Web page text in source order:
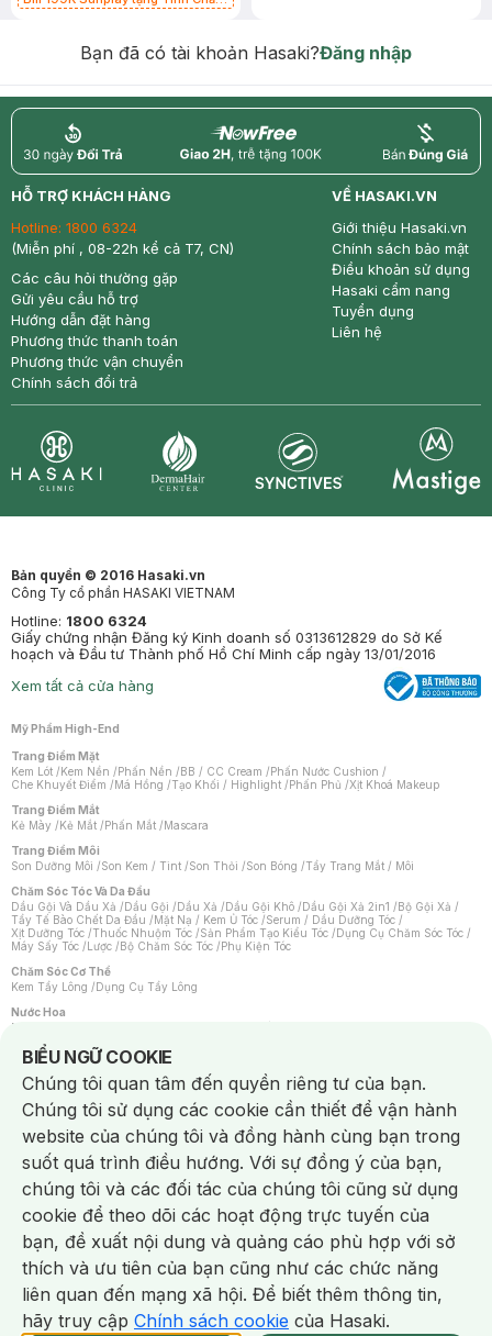
NowFree 2H Giao Nhanh Miễn Phí 2H Xem chi tiết
Bạn đã có tài khoản Hasaki?Đăng nhập
return nowfree price
HỖ TRỢ KHÁCH HÀNG
Hotline: 1800 6324
(Miễn phí , 08-22h kể cả T7, CN)
Các câu hỏi thường gặp
Gửi yêu cầu hỗ trợ
Hướng dẫn đặt hàng
Phương thức thanh toán
Phương thức vận chuyển
Chính sách đổi trả
VỀ HASAKI.VN
Giới thiệu Hasaki.vn
Chính sách bảo mật
Điều khoản sử dụng
Hasaki cẩm nang
Tuyển dụng
Liên hệ
Bản quyền © 2016 Hasaki.vn
Công Ty cổ phần HASAKI VIETNAM
Hotline: 1800 6324
Giấy chứng nhận Đăng ký Kinh doanh số 0313612829 do Sở Kế
hoạch và Đầu tư Thành phố Hồ Chí Minh cấp ngày 13/01/2016
Xem tất cả cửa hàng
Mỹ Phẩm High-End
Trang Điểm Mặt
Kem Lót /Kem Nền /Phấn Nền /BB / CC Cream /Phấn Nước Cushion /
Che Khuyết Điểm /Má Hồng /Tạo Khối / Highlight /Phấn Phủ /Xịt Khoá Makeup
Trang Điểm Mắt
Kẻ Mày /Kẻ Mắt /Phấn Mắt /Mascara
Trang Điểm Môi
Son Dưỡng Môi /Son Kem / Tint /Son Thỏi /Son Bóng /Tẩy Trang Mắt / Môi
Chăm Sóc Tóc Và Da Đầu
Dầu Gội Và Dầu Xả /Dầu Gội /Dầu Xả /Dầu Gội Khô /Dầu Gội Xả 2in1 /Bộ Gội Xả /
Tẩy Tế Bào Chết Da Đầu /Mặt Nạ / Kem Ủ Tóc /Serum / Dầu Dưỡng Tóc /
Xịt Dưỡng Tóc /Thuốc Nhuộm Tóc /Sản Phẩm Tạo Kiểu Tóc /Dụng Cụ Chăm Sóc Tóc /
Máy Sấy Tóc /Lược /Bộ Chăm Sóc Tóc /Phụ Kiện Tóc
Chăm Sóc Cơ Thể
Kem Tẩy Lông /Dụng Cụ Tẩy Lông
Nước Hoa
Nước Hoa Nữ
Chăm Sóc Cá Nhân
Chống Muỗi /Khẩu Trang /Máy Massage/Mặt Nạ Xông Hơi /Nước Rửa Tay/
Sản Phẩm Chăm Sóc Khác /Bàn Chải Đánh Răng /Bàn Chải Điện/
Hỗ Trợ Trắng Răng/Kem Đánh Răng /Máy Tăm Nước/ Nước Súc Miệng/
Tăm / Chỉ Nha Khoa/ Xịt Thơm Miệng / Dung Dịch Vệ Sinh/Dưỡng Vùng Kín/
Khăn Ướt Vệ Sinh Vùng Kín/Băng Vệ Sinh/Tampon/Bọt Cạo Râu /Dao Cạo Râu/
Máy Cạo Râu
Vấn Đề Về Da
Da Dầu / Lỗ Chân Lông To/ Da Khô / Mất Nước/ Da Lão Hóa/ Da Mụn/
Da Nhạy Cảm / Kích Ứng
Da Xỉn Màu Thâm / Nám / Tàn Nhang
Quầng Thâm & Bọng Mắt /Sẹo /Viêm Da Cơ Địa
Dụng Cụ / Phụ Kiện Chăm Sóc Da
Bông Tẩy Trang
Khăn Lau Mặt Khô Dụng Cụ / Máy Rửa Mặt Máy Chăm Sóc Da
Dụng Cụ Chăm Sóc Khác
BIỂU NGỮ COOKIE
Notice about cookies usage
Chúng tôi quan tâm đến quyền riêng tư của bạn.
Chúng tôi sử dụng các cookie cần thiết để vận hành
website của chúng tôi và đồng hành cùng bạn trong
suốt quá trình điều hướng. Với sự đồng ý của bạn,
chúng tôi và các đối tác của chúng tôi cũng sử dụng
cookie để theo dõi các hoạt động trực tuyến của
bạn, đề xuất nội dung và quảng cáo phù hợp với sở
thích và ưu tiên của bạn cũng như các chức năng
liên quan đến mạng xã hội. Để biết thêm thông tin,
hãy truy cập Chính sách cookie của Hasaki.